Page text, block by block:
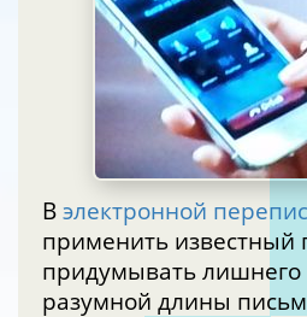
В электронной
применить известный
придумывать
разумной длины